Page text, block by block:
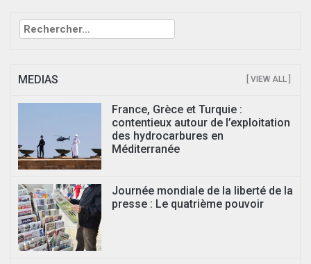
Rechercher :
MEDIAS [ VIEW ALL ]
France, Grèce et Turquie :
contentieux autour de l’exploitation
des hydrocarbures en
Méditerranée
Journée mondiale de la liberté de la
presse : Le quatrième pouvoir